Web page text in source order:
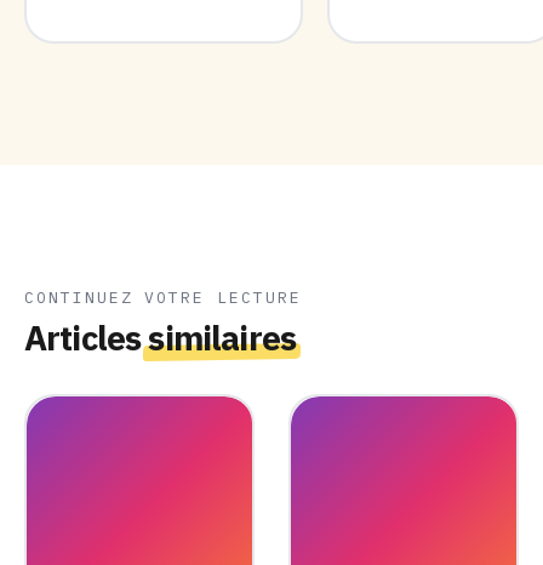
CONTINUEZ VOTRE LECTURE
Articlessimilaires